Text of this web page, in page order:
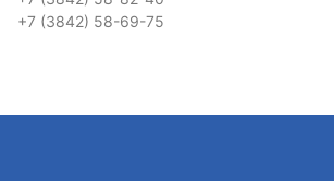
+7 (3842) 58-69-75